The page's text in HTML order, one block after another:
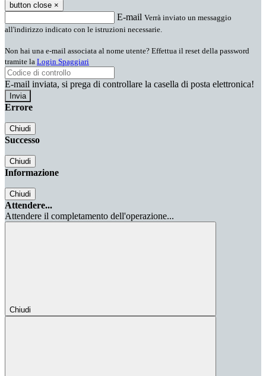
button close ×
E-mail Verrà inviato un messaggio
all'indirizzo indicato con le istruzioni necessarie.
Non hai una e-mail associata al nome utente? Effettua il reset della password
tramite la Login Spaggiari
E-mail inviata, si prega di controllare la casella di posta elettronica!
Errore
Chiudi
Successo
Chiudi
Informazione
Chiudi
Attendere...
Attendere il completamento dell'operazione...
Chiudi